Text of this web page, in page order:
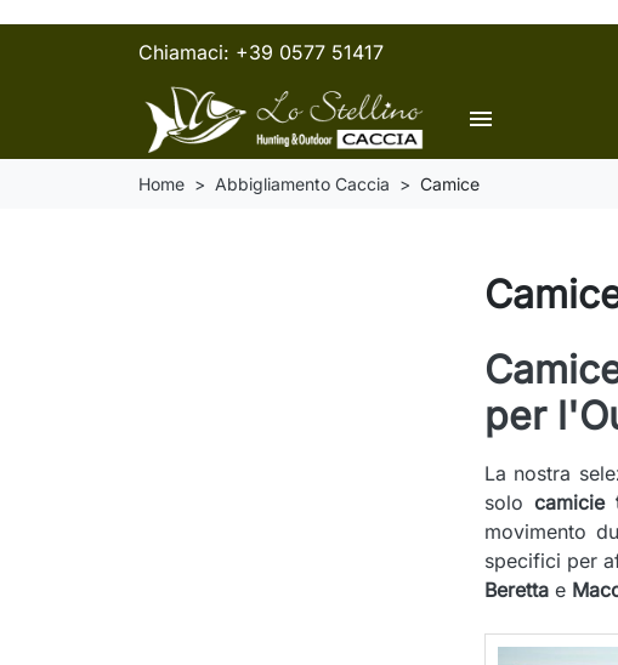
Chiamaci: +39 0577 51417
menu
Home Abbigliamento Caccia Camice
per
La nostra
solocamicie
movimento
specifici per
Beretta e